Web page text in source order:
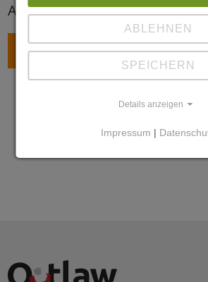
Angebote am Standort
ZURÜCK
ABLEHNEN
SPEICHERN
Details anzeigen
Impressum |